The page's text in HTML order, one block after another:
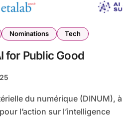
Nominations Tech
for Public Good
l’action sur l’intelligence